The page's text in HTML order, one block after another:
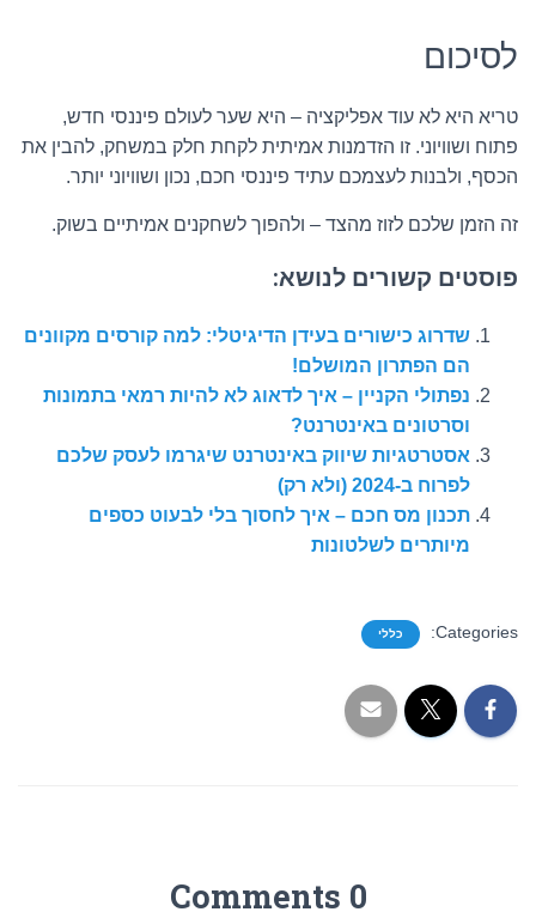
לסיכום
טריא היא לא עוד אפליקציה – היא שער לעולם פיננסי חדש,
פתוח ושוויוני. זו הזדמנות אמיתית לקחת חלק במשחק, להבין את
הכסף, ולבנות לעצמכם עתיד פיננסי חכם, נכון ושוויוני יותר.
זה הזמן שלכם לזוז מהצד – ולהפוך לשחקנים אמיתיים בשוק.
פוסטים קשורים לנושא:
שדרוג כישורים בעידן הדיגיטלי: למה קורסים מקוונים
הם הפתרון המושלם!
נפתולי הקניין – איך לדאוג לא להיות רמאי בתמונות
וסרטונים באינטרנט?
אסטרטגיות שיווק באינטרנט שיגרמו לעסק שלכם
לפרוח ב-2024 (ולא רק)
תכנון מס חכם – איך לחסוך בלי לבעוט כספים
מיותרים לשלטונות
Categories: כללי
0 Comments